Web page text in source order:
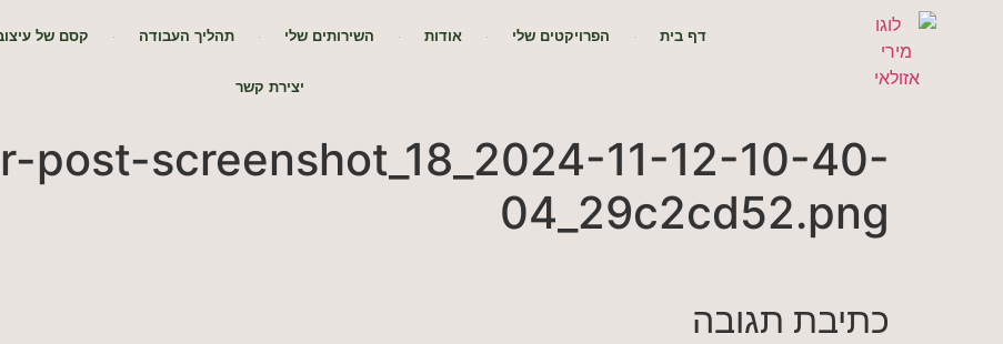
דף בית הפרויקטים שלי אודות השירותים שלי תהליך העבודה קסם של
יצירת קשר
post-screenshot_18_2024-11-12-10-40-
04_29c2cd52.png
כתיבת תגובה